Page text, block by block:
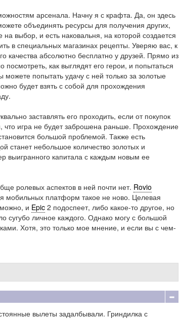
арсенала. Начну я с крафта. Да, он здесь
объединять ресурсы для получения других,
выбор, и есть наковальня, на которой создается
в специальных магазинах рецепты. Уверяю вас, к
качества абсолютно бесплатно у друзей. Прямо из
как выглядят его герои, и попытаться
попытать удачу с ней только за золотые
будет взять с собой для прохождения
заставлять его проходить, если от покупок
что игра не будет заброшена раньше. Прохождение
большой проблемой. Также есть
станет небольшое количество золотых и
выигранного капитала с каждым новым ее
ролевых аспектов в ней почти нет. Rovio
мобильных платформ такое не ново. Целевая
и Epic 2 подоспеет, либо какое-то другое, но
сугубо личное каждого. Однако могу с большой
Хотя, это только мое мнение, и если вы с чем-
вылеты задалбывали. Гриндилка с